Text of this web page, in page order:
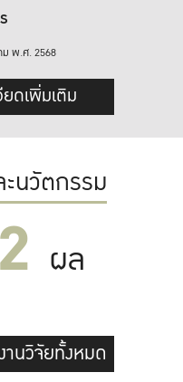
พ.ศ. 2568
ยดเพิ่มเติม
นวัตกรรม
ผล
านวิจัยทั้งหมด